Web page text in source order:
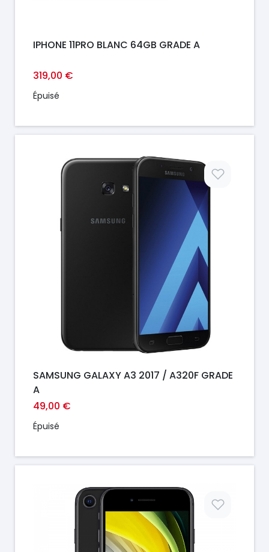
IPHONE 11PRO BLANC 64GB GRADE A
319,00 €
Épuisé
SAMSUNG GALAXY A3 2017 / A320F GRADE
A
49,00 €
Épuisé